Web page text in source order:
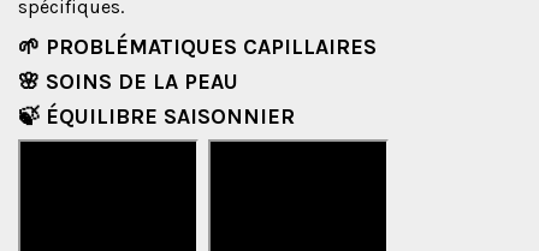
spécifiques.
🌱 PROBLÉMATIQUES CAPILLAIRES
🌸 SOINS DE LA PEAU
🍃 ÉQUILIBRE SAISONNIER